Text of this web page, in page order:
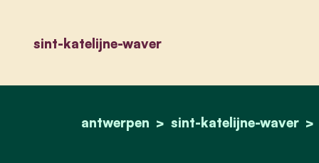
sint-katelijne-waver
antwerpen sint-katelijne-waver